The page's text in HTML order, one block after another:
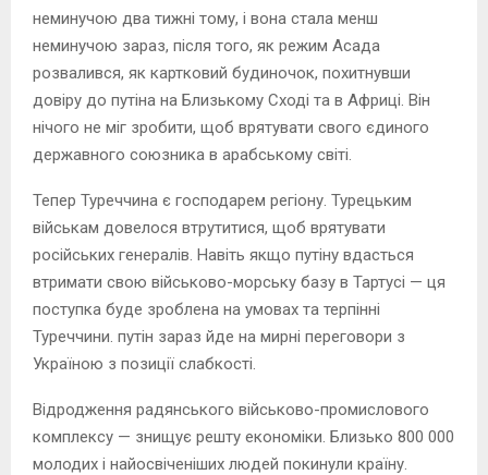
неминучою два тижні тому, і вона стала менш
неминучою зараз, після того, як режим Асада
розвалився, як картковий будиночок, похитнувши
довіру до путіна на Близькому Сході та в Африці. Він
нічого не міг зробити, щоб врятувати свого єдиного
державного союзника в арабському світі.
Тепер Туреччина є господарем регіону. Турецьким
військам довелося втрутитися, щоб врятувати
російських генералів. Навіть якщо путіну вдасться
втримати свою військово-морську базу в Тартусі — ця
поступка буде зроблена на умовах та терпінні
Туреччини. путін зараз йде на мирні переговори з
Україною з позиції слабкості.
Відродження радянського військово-промислового
комплексу — знищує решту економіки. Близько 800 000
молодих і найосвіченіших людей покинули країну.